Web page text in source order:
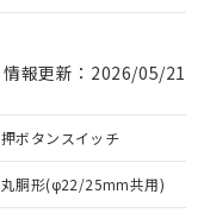
情報更新：2026/05/21
押ボタンスイッチ
丸胴形(φ22/25mm共用)